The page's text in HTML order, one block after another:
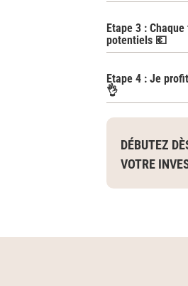
Etape 3 :
potentiels 💶
Etape 4 : Je
👌
DÉBUTEZ
VOTRE